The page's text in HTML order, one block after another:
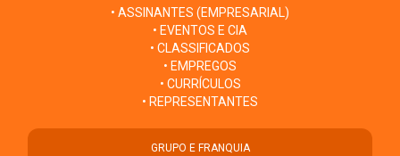
• ASSINANTES (EMPRESARIAL)
• EVENTOS E CIA
• CLASSIFICADOS
• EMPREGOS
• CURRÍCULOS
• REPRESENTANTES
GRUPO E FRANQUIA